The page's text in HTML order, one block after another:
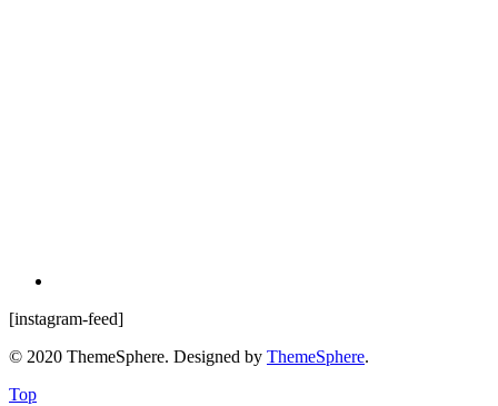
[instagram-feed]
© 2020 ThemeSphere. Designed by ThemeSphere.
Top